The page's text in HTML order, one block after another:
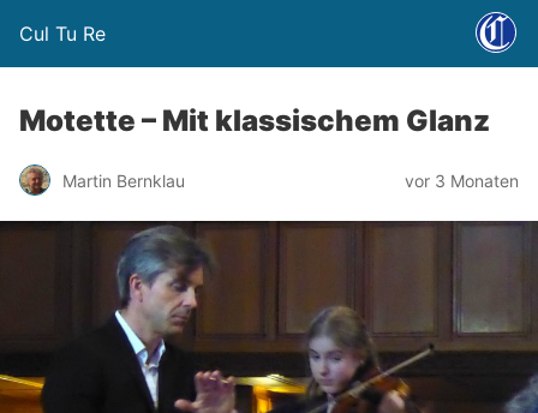
Cul Tu Re
Motette – Mit klassischem Glanz
Martin Bernklau vor 3 Monaten